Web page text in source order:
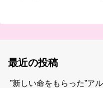
最近の投稿
”新しい命をもらった”ア